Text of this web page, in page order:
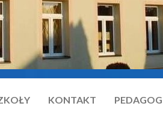
KONTAKT